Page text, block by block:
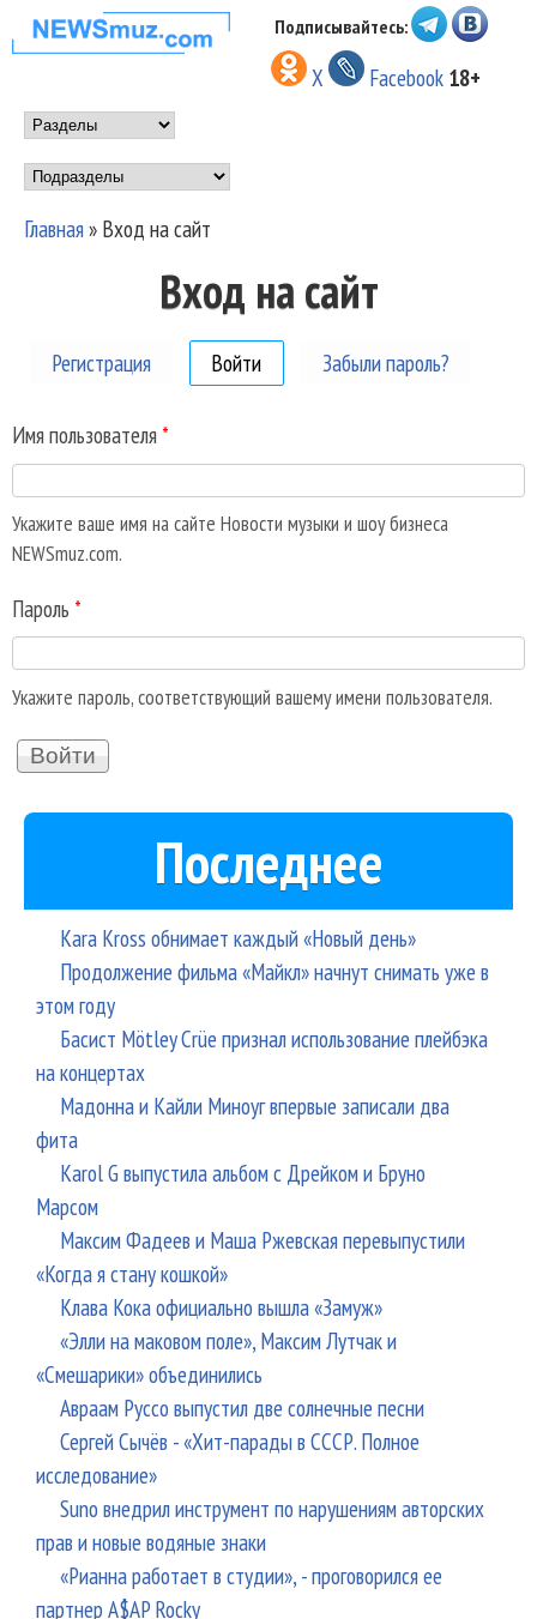
Перейти к основному
содержанию
НОВОСТИ
МУЗЫКИ И
ШОУ БИЗНЕСА
NEWSMUZ.COM
Подписывайтесь:
X Facebook 18+
Main menu
Подразделы
Вы здесь
Главная» Вход на сайт
Вход на сайт
Регистрация Войти (активная вкладка)
Забыли пароль?
Имя пользователя *
Укажите ваше имя на сайте Новости музыки и шоу бизнеса
NEWSmuz.com.
Пароль *
Укажите пароль, соответствующий вашему имени пользователя.
Последнее
Kara Kross обнимает каждый «Новый день»
Продолжение фильма «Майкл» начнут снимать уже в
этом году
Басист Mötley Crüe признал использование плейбэка
на концертах
Мадонна и Кайли Миноуг впервые записали два
фита
Karol G выпустила альбом с Дрейком и Бруно
Марсом
Максим Фадеев и Маша Ржевская перевыпустили
«Когда я стану кошкой»
Клава Кока официально вышла «Замуж»
«Элли на маковом поле», Максим Лутчак и
«Смешарики» объединились
Авраам Руссо выпустил две солнечные песни
Сергей Сычёв - «Хит-парады в СССР. Полное
исследование»
Suno внедрил инструмент по нарушениям авторских
прав и новые водяные знаки
«Рианна работает в студии», - проговорился ее
партнер A$AP Rocky